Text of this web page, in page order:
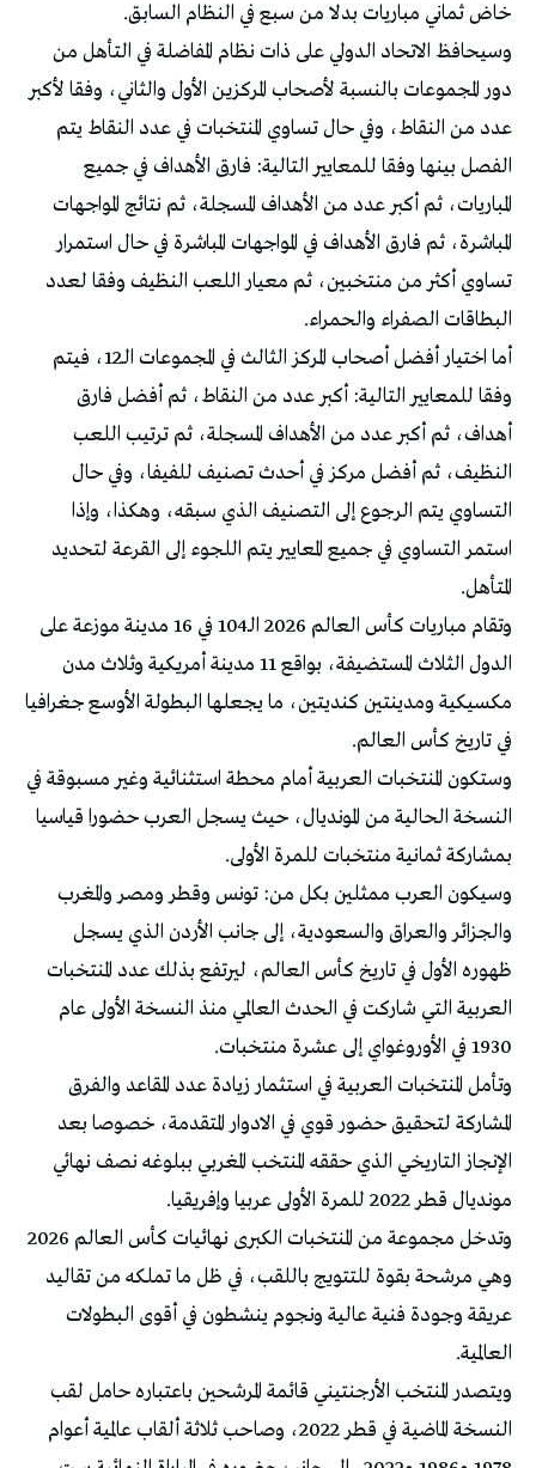
خاض ثماني مباريات بدلا من سبع في النظام السابق.
وسيحافظ الاتحاد الدولي على ذات نظام المفاضلة في التأهل من
دور المجموعات بالنسبة لأصحاب المركزين الأول والثاني، وفقا لأكبر
عدد من النقاط، وفي حال تساوي المنتخبات في عدد النقاط يتم
الفصل بينها وفقا للمعايير التالية: فارق الأهداف في جميع
المباريات، ثم أكبر عدد من الأهداف المسجلة، ثم نتائج المواجهات
المباشرة، ثم فارق الأهداف في المواجهات المباشرة في حال استمرار
تساوي أكثر من منتخبين، ثم معيار اللعب النظيف وفقا لعدد
البطاقات الصفراء والحمراء.
أما اختيار أفضل أصحاب المركز الثالث في المجموعات الـ12، فيتم
وفقا للمعايير التالية: أكبر عدد من النقاط، ثم أفضل فارق
أهداف، ثم أكبر عدد من الأهداف المسجلة، ثم ترتيب اللعب
النظيف، ثم أفضل مركز في أحدث تصنيف للفيفا، وفي حال
التساوي يتم الرجوع إلى التصنيف الذي سبقه، وهكذا، وإذا
استمر التساوي في جميع المعايير يتم اللجوء إلى القرعة لتحديد
المتأهل.
وتقام مباريات كأس العالم 2026 الـ104 في 16 مدينة موزعة على
الدول الثلاث المستضيفة، بواقع 11 مدينة أمريكية وثلاث مدن
مكسيكية ومدينتين كنديتين، ما يجعلها البطولة الأوسع جغرافيا
في تاريخ كأس العالم.
وستكون المنتخبات العربية أمام محطة استثنائية وغير مسبوقة في
النسخة الحالية من المونديال، حيث يسجل العرب حضورا قياسيا
بمشاركة ثمانية منتخبات للمرة الأولى.
وسيكون العرب ممثلين بكل من: تونس وقطر ومصر والمغرب
والجزائر والعراق والسعودية، إلى جانب الأردن الذي يسجل
ظهوره الأول في تاريخ كأس العالم، ليرتفع بذلك عدد المنتخبات
العربية التي شاركت في الحدث العالمي منذ النسخة الأولى عام
1930 في الأوروغواي إلى عشرة منتخبات.
وتأمل المنتخبات العربية في استثمار زيادة عدد المقاعد والفرق
المشاركة لتحقيق حضور قوي في الادوار المتقدمة، خصوصا بعد
الإنجاز التاريخي الذي حققه المنتخب المغربي ببلوغه نصف نهائي
مونديال قطر 2022 للمرة الأولى عربيا وإفريقيا.
وتدخل مجموعة من المنتخبات الكبرى نهائيات كأس العالم 2026
وهي مرشحة بقوة للتتويج باللقب، في ظل ما تملكه من تقاليد
عريقة وجودة فنية عالية ونجوم ينشطون في أقوى البطولات
العالمية.
ويتصدر المنتخب الأرجنتيني قائمة المرشحين باعتباره حامل لقب
النسخة الماضية في قطر 2022، وصاحب ثلاثة ألقاب عالمية أعوام